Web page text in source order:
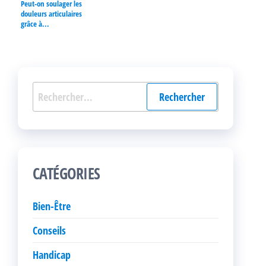
Peut-on soulager les
douleurs articulaires
grâce à...
Rechercher :
CATÉGORIES
Bien-Être
Conseils
Handicap